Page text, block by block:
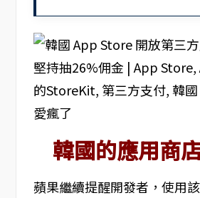
韓國的應用商
蘋果繼續提醒開發者，使用